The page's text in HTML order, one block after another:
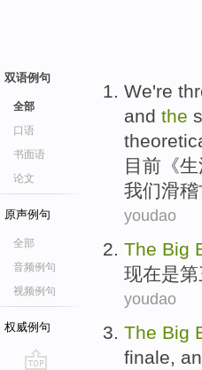
双语例句
全部
口语
书面语
论文
原声例句
全部
音频例句
视频例句
权威例句
We're
and the
目前 《
我们滑
youdao
The Big
现在是第
youdao
The Big
finale ,